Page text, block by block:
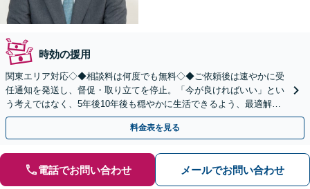
時効の援用
関東エリア対応◇◆相談料は何度でも無料◇◆ご依頼後は速やかに受
任通知を発送し、督促・取り立てを停止。「今が良ければいい」とい
う考えではなく、5年後10年後も穏やかに生活できるよう、最適解を
ご提案。借金問題は一人で抱え込まずご相談ください。
料金表を見る
電話でお問い合わせ メールでお問い合わせ